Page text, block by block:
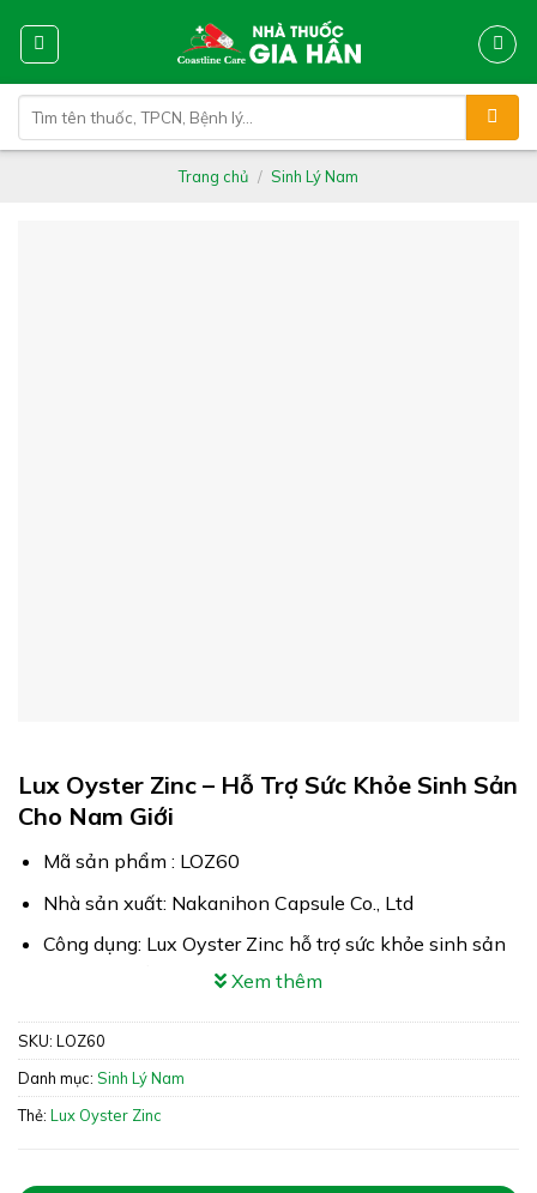
kiếm:
Trang chủ / Sinh Lý Nam
Lux Oyster Zinc – Hỗ Trợ Sức Khỏe Sinh Sản
Cho Nam Giới
Mã sản phẩm : LOZ60
Nhà sản xuất: Nakanihon Capsule Co., Ltd
Công dụng: Lux Oyster Zinc hỗ trợ sức khỏe sinh sản
Giấy phép: 6398/2023/ĐKSP – 1833/2024/XNQC-
ATTP
Quy cách: Hộp 60 viên
Xem thêm
SKU: LOZ60
Danh mục: Sinh Lý Nam
Thẻ: Lux Oyster Zinc